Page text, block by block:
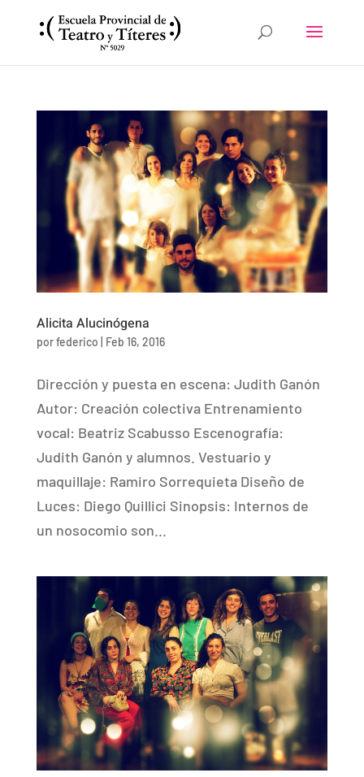
Alicita Alucinógena
porfederico Feb 16, 2016
Dirección y puesta en escena: Judith Ganón
Autor: Creación colectiva Entrenamiento
vocal: Beatriz Scabusso Escenografía:
Judith Ganón y alumnos. Vestuario y
maquillaje: Ramiro Sorrequieta Diseño de
Luces: Diego Quillici Sinopsis: Internos de
un nosocomio son...